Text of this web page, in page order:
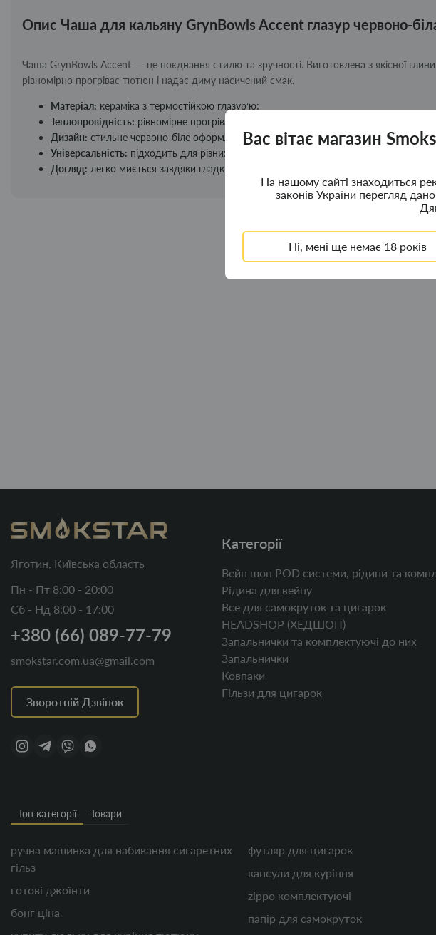
Вас вітає магазин
На нашому сайті знаходиться
законів України перегляд
Ні, мені ще немає 18 років
Опис Чаша для кальяну GrynBowls Accent глазур червоно-
Чаша GrynBowls Accent — це поєднання стилю та зручності. Виготовлена з якісної
рівномірно прогріває тютюн і надає диму насичений смак.
Матеріал: кераміка з термостійкою глазур’ю;
Теплопровідність: рівномірне прогрівання тютюну для кращого смаку;
Дизайн: стильне червоно-біле оформлення;
Універсальність: підходить для різних видів тютюну;
Догляд: легко миється завдяки гладкій поверхні.
Яготин, Київська область
Пн - Пт 8:00 - 20:00
Сб - Нд 8:00 - 17:00
+380 (66) 089-77-79
smokstar.com.ua@gmail.com
Зворотній Дзвінок
Категорії
Вейп шоп POD системи, рідини та
Рідина для вейпу
Все для самокруток та цигарок
HEADSHOP (ХЕДШОП)
Запальнички та комплектуючі до них
Запальнички
Ковпаки
Гільзи для цигарок
Топ категорії Товари
ручна машинка для набивання сигаретних
гільз
готові джоїнти
бонг ціна
футляр для цигарок
капсули для куріння
zippo комплектуючі
папір для самокруток